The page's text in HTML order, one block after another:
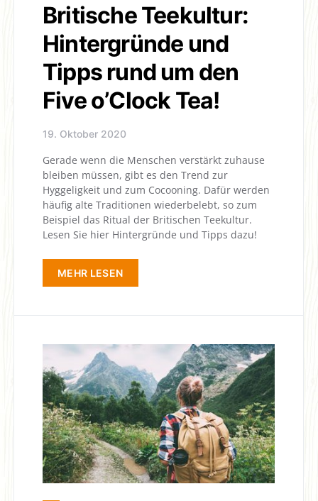
Britische Teekultur:
Hintergründe und
Tipps rund um den
Five o’Clock Tea!
19. Oktober 2020
Gerade wenn die Menschen verstärkt zuhause
bleiben müssen, gibt es den Trend zur
Hyggeligkeit und zum Cocooning. Dafür werden
häufig alte Traditionen wiederbelebt, so zum
Beispiel das Ritual der Britischen Teekultur.
Lesen Sie hier Hintergründe und Tipps dazu!
MEHR LESEN